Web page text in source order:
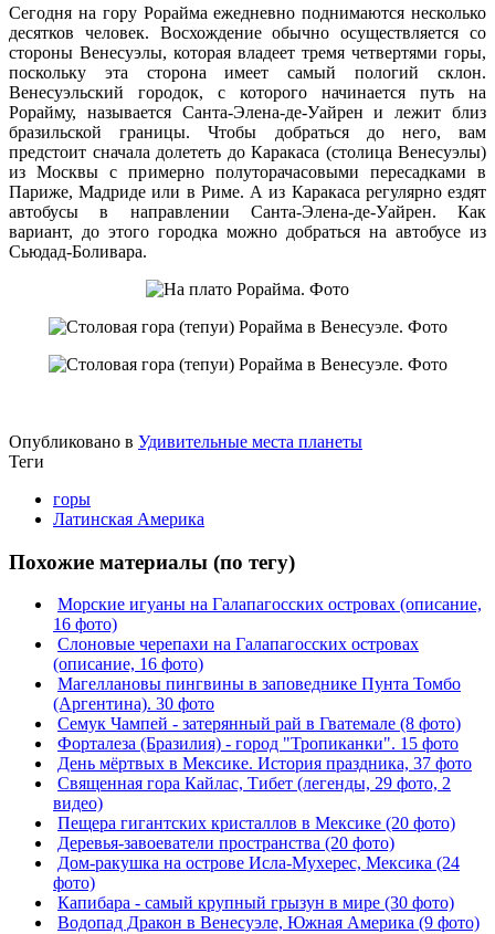
Сегодня на гору Рорайма ежедневно поднимаются несколько
десятков человек. Восхождение обычно осуществляется со
стороны Венесуэлы, которая владеет тремя четвертями горы,
поскольку эта сторона имеет самый пологий склон.
Венесуэльский городок, с которого начинается путь на
Рорайму, называется Санта-Элена-де-Уайрен и лежит близ
бразильской границы. Чтобы добраться до него, вам
предстоит сначала долететь до Каракаса (столица Венесуэлы)
из Москвы с примерно полуторачасовыми пересадками в
Париже, Мадриде или в Риме. А из Каракаса регулярно ездят
автобусы в направлении Санта-Элена-де-Уайрен. Как
вариант, до этого городка можно добраться на автобусе из
Сьюдад-Боливара.
Опубликовано в Удивительные места планеты
Теги
горы
Латинская Америка
Похожие материалы (по тегу)
Морские игуаны на Галапагосских островах (описание,
16 фото)
Слоновые черепахи на Галапагосских островах
(описание, 16 фото)
Магеллановы пингвины в заповеднике Пунта Томбо
(Аргентина). 30 фото
Семук Чампей - затерянный рай в Гватемале (8 фото)
Форталеза (Бразилия) - город "Тропиканки". 15 фото
День мёртвых в Мексике. История праздника, 37 фото
Священная гора Кайлас, Тибет (легенды, 29 фото, 2
видео)
Пещера гигантских кристаллов в Мексике (20 фото)
Деревья-завоеватели пространства (20 фото)
Дом-ракушка на острове Исла-Мухерес, Мексика (24
фото)
Капибара - самый крупный грызун в мире (30 фото)
Водопад Дракон в Венесуэле, Южная Америка (9 фото)